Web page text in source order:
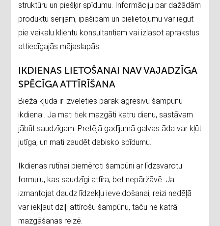
struktūru un piešķir spīdumu. Informāciju par dažādām
produktu sērijām, īpašībām un pielietojumu var iegūt
pie veikalu klientu konsultantiem vai izlasot aprakstus
attiecīgajās mājaslapās.
IKDIENAS LIETOŠANAI NAV VAJADZĪGA
SPĒCĪGA ATTĪRĪŠANA
Bieža kļūda ir izvēlēties pārāk agresīvu šampūnu
ikdienai. Ja mati tiek mazgāti katru dienu, sastāvam
jābūt saudzīgam. Pretējā gadījumā galvas āda var kļūt
jutīga, un mati zaudēt dabisko spīdumu.
Ikdienas rutīnai piemēroti šampūni ar līdzsvarotu
formulu, kas saudzīgi attīra, bet nepāržāvē. Ja
izmantojat daudz līdzekļu ieveidošanai, reizi nedēļā
var iekļaut dziļi attīrošu šampūnu, taču ne katrā
mazgāšanas reizē.